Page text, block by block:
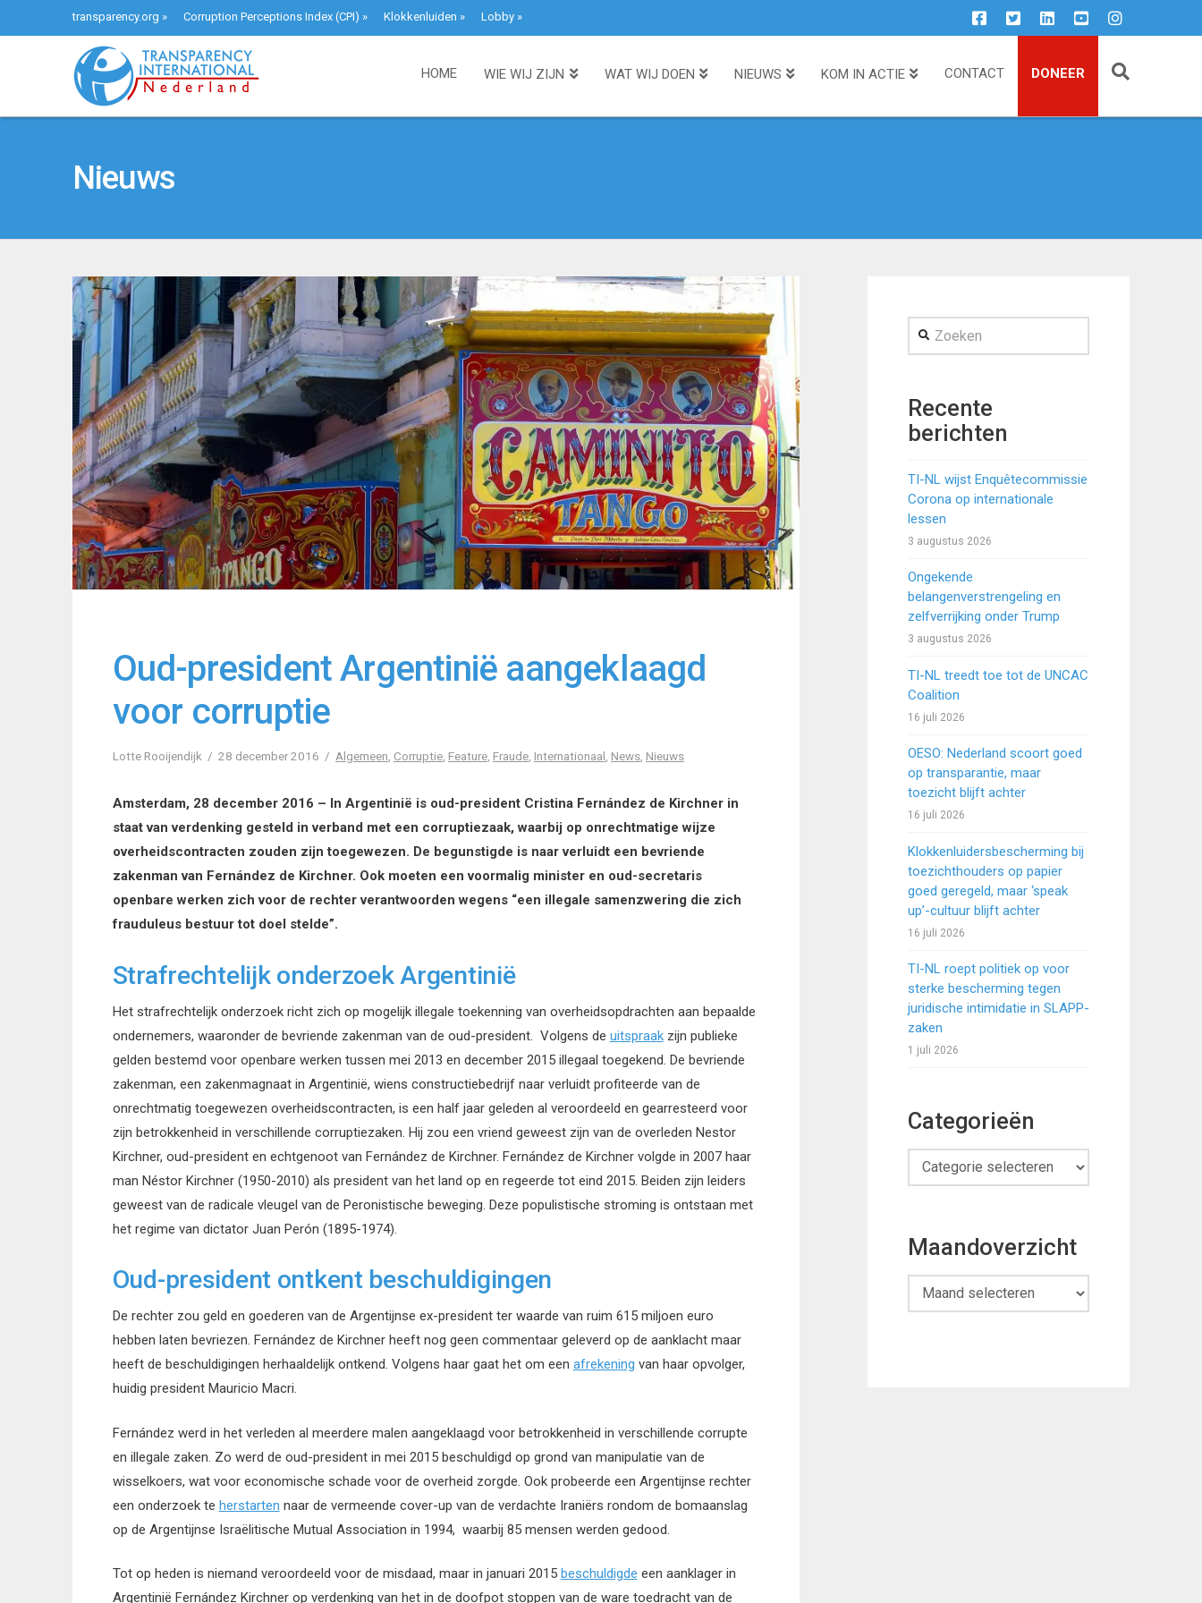
transparency.org » Corruption Perceptions Index (CPI) » Klokkenluiden » Lobby»
HOME WIE WIJ ZIJN WAT WIJ DOEN NIEUWS KOM IN ACTIE CONTACT DONEER
Nieuws
Oud-president Argentinië aangeklaagd
voor corruptie
Lotte Rooijendijk 28 december 2016 Algemeen Corruptie, Feature, Fraude, Internationaal News, Nieuws
Amsterdam, 28 december 2016 – In Argentinië is oud-president Cristina Fernández de Kirchner in
staat van verdenking gesteld in verband met een corruptiezaak, waarbij op onrechtmatige wijze
overheidscontracten zouden zijn toegewezen. De begunstigde is naar verluidt een bevriende
zakenman van Fernández de Kirchner. Ook moeten een voormalig minister en oud-secretaris
openbare werken zich voor de rechter verantwoorden wegens “een illegale samenzwering die zich
frauduleus bestuur tot doel stelde”.
Strafrechtelijk onderzoek Argentinië
Het strafrechtelijk onderzoek richt zich op mogelijk illegale toekenning van overheidsopdrachten aan bepaalde
ondernemers, waaronder de bevriende zakenman van de oud-president. Volgens de uitspraakzijn publieke
gelden bestemd voor openbare werken tussen mei 2013 en december 2015 illegaal toegekend. De bevriende
zakenman, een zakenmagnaat in Argentinië, wiens constructiebedrijf naar verluidt profiteerde van de
onrechtmatig toegewezen overheidscontracten, is een half jaar geleden al veroordeeld en gearresteerd voor
zijn betrokkenheid in verschillende corruptiezaken. Hij zou een vriend geweest zijn van de overleden Nestor
Kirchner, oud-president en echtgenoot van Fernández de Kirchner. Fernández de Kirchner volgde in 2007 haar
man Néstor Kirchner (1950-2010) als president van het land op en regeerde tot eind 2015. Beiden zijn leiders
geweest van de radicale vleugel van de Peronistische beweging. Deze populistische stroming is ontstaan met
het regime van dictator Juan Perón (1895-1974).
Oud-president ontkent beschuldigingen
De rechter zou geld en goederen van de Argentijnse ex-president ter waarde van ruim 615 miljoen euro
hebben laten bevriezen. Fernández de Kirchner heeft nog geen commentaar geleverd op de aanklacht maar
heeft de beschuldigingen herhaaldelijk ontkend. Volgens haar gaat het om een afrekening van haar opvolger,
huidig president Mauricio Macri.
Fernández werd in het verleden al meerdere malen aangeklaagd voor betrokkenheid in verschillende corrupte
en illegale zaken. Zo werd de oud-president in mei 2015 beschuldigd op grond van manipulatie van de
wisselkoers, wat voor economische schade voor de overheid zorgde. Ook probeerde een Argentijnse rechter
een onderzoek te herstarten naar de vermeende cover-up van de verdachte Iraniërs rondom de bomaanslag
op de Argentijnse Israëlitische Mutual Association in 1994, waarbij 85 mensen werden gedood.
Tot op heden is niemand veroordeeld voor de misdaad, maar in januari 2015 beschuldigde een aanklager in
Argentinië Fernández Kirchner op verdenking van het in de doofpot stoppen van de ware toedracht van de
Zoeken
Recente
berichten
TI-NL wijst Enquêtecommissie
Corona op internationale
lessen
3 augustus 2026
Ongekende
belangenverstrengeling en
zelfverrijking onder Trump
3 augustus 2026
TI-NL treedt toe tot de UNCAC
Coalition
16 juli 2026
OESO: Nederland scoort goed
op transparantie, maar
toezicht blijft achter
16 juli 2026
Klokkenluidersbescherming bij
toezichthouders op papier
goed geregeld, maar ‘speak
up’-cultuur blijft achter
16 juli 2026
TI-NL roept politiek op voor
sterke bescherming tegen
juridische intimidatie in SLAPP-
zaken
1 juli 2026
Categorieën
Categorieën
Maandoverzicht
Maandoverzicht